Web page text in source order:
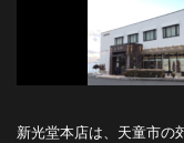
新光堂本店は、天童市の